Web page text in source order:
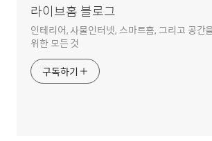
라이브홈 블로그
인테리어, 사물인터넷, 스마트홈, 그리고 공간
위한 모든 것
구독하기